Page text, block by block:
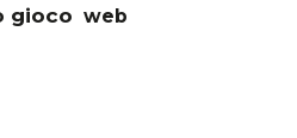
gioco web